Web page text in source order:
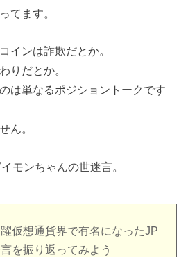
てます。
インは詐欺だとか。
りだとか。
は単なるポジショントークです
ん。
モンちゃんの世迷言。
仮想通貨界で有名になったJP
を振り返ってみよう